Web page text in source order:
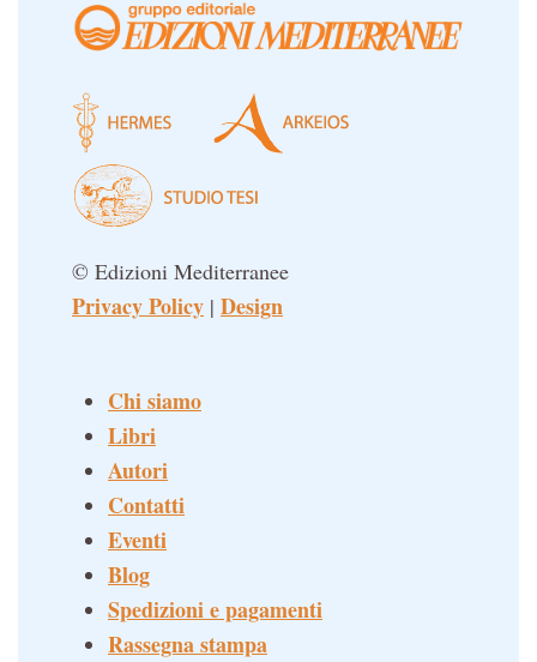
© Edizioni Mediterranee
Privacy Policy | Design
Chi siamo
Libri
Autori
Contatti
Eventi
Blog
Spedizioni e pagamenti
Rassegna stampa